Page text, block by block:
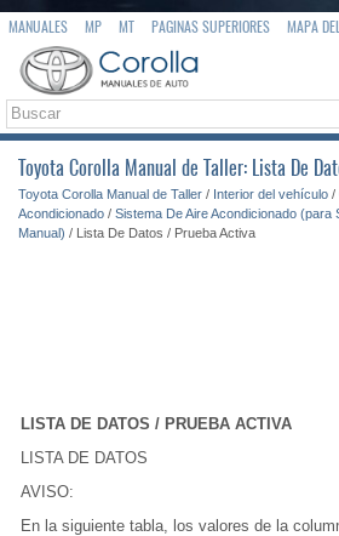
MANUALES MP MT PAGINAS SUPERIORES MAPA
Toyota Corolla Manual de Taller: Lista De
Toyota Corolla Manual de Taller / Interior del vehículo /
Acondicionado / Sistema De Aire Acondicionado (para
Manual) / Lista De Datos / Prueba Activa
LISTA DE DATOS / PRUEBA ACTIVA
LISTA DE DATOS
AVISO:
En la siguiente tabla, los valores de la